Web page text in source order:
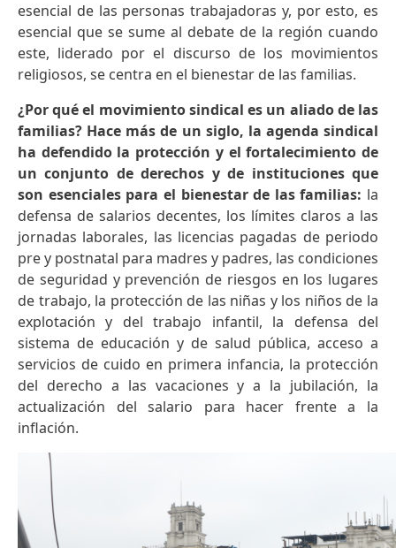
esencial de las personas trabajadoras y, por esto, es
esencial que se sume al debate de la región cuando
este, liderado por el discurso de los movimientos
religiosos, se centra en el bienestar de las familias.
¿Por qué el movimiento sindical es un aliado de las
familias? Hace más de un siglo, la agenda sindical
ha defendido la protección y el fortalecimiento de
un conjunto de derechos y de instituciones que
son esenciales para el bienestar de las familias: la
defensa de salarios decentes, los límites claros a las
jornadas laborales, las licencias pagadas de periodo
pre y postnatal para madres y padres, las condiciones
de seguridad y prevención de riesgos en los lugares
de trabajo, la protección de las niñas y los niños de la
explotación y del trabajo infantil, la defensa del
sistema de educación y de salud pública, acceso a
servicios de cuido en primera infancia, la protección
del derecho a las vacaciones y a la jubilación, la
actualización del salario para hacer frente a la
inflación.